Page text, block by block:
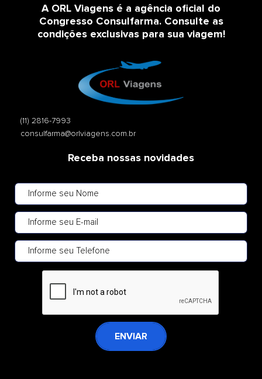
A ORL Viagens é a agência oficial do
Congresso Consulfarma. Consulte as
condições exclusivas para sua viagem!
(11) 2816-7993
consulfarma@orlviagens.com.br
Receba nossas novidades
ENVIAR